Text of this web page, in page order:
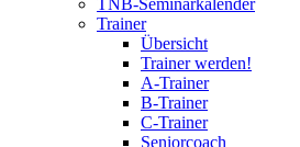
TNB-Seminarkalender
Trainer
Übersicht
Trainer werden!
A-Trainer
B-Trainer
C-Trainer
Seniorcoach